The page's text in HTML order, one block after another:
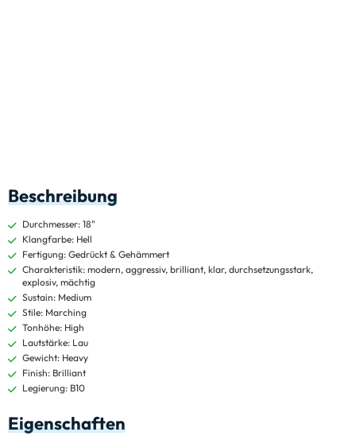
Beschreibung
Durchmesser: 18"
Klangfarbe: Hell
Fertigung: Gedrückt & Gehämmert
Charakteristik: modern, aggressiv, brilliant, klar, durchsetzungsstark,
explosiv, mächtig
Sustain: Medium
Stile: Marching
Tonhöhe: High
Lautstärke: Lau
Gewicht: Heavy
Finish: Brilliant
Legierung: B10
Eigenschaften